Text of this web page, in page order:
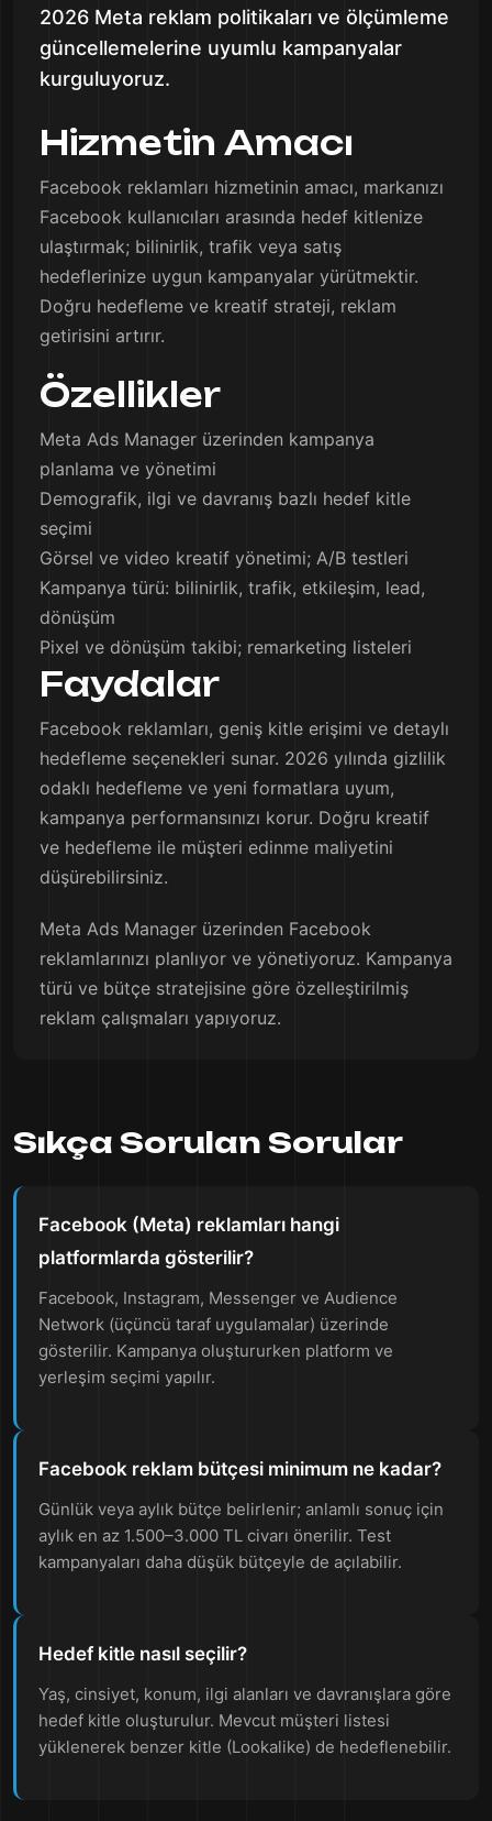
2026 Meta reklam politikaları ve ölçümleme
güncellemelerine uyumlu kampanyalar
kurguluyoruz.
Hizmetin Amacı
Facebook reklamları hizmetinin amacı, markanızı
Facebook kullanıcıları arasında hedef kitlenize
ulaştırmak; bilinirlik, trafik veya satış
hedeflerinize uygun kampanyalar yürütmektir.
Doğru hedefleme ve kreatif strateji, reklam
getirisini artırır.
Özellikler
Meta Ads Manager üzerinden kampanya
planlama ve yönetimi
Demografik, ilgi ve davranış bazlı hedef kitle
seçimi
Görsel ve video kreatif yönetimi; A/B testleri
Kampanya türü: bilinirlik, trafik, etkileşim, lead,
dönüşüm
Pixel ve dönüşüm takibi; remarketing listeleri
Faydalar
Facebook reklamları, geniş kitle erişimi ve detaylı
hedefleme seçenekleri sunar. 2026 yılında gizlilik
odaklı hedefleme ve yeni formatlara uyum,
kampanya performansınızı korur. Doğru kreatif
ve hedefleme ile müşteri edinme maliyetini
düşürebilirsiniz.
Meta Ads Manager üzerinden Facebook
reklamlarınızı planlıyor ve yönetiyoruz. Kampanya
türü ve bütçe stratejisine göre özelleştirilmiş
reklam çalışmaları yapıyoruz.
Sıkça Sorulan Sorular
Facebook (Meta) reklamları hangi
platformlarda gösterilir?
Facebook, Instagram, Messenger ve Audience
Network (üçüncü taraf uygulamalar) üzerinde
gösterilir. Kampanya oluştururken platform ve
yerleşim seçimi yapılır.
Facebook reklam bütçesi minimum ne kadar?
Günlük veya aylık bütçe belirlenir; anlamlı sonuç için
aylık en az 1.500–3.000 TL civarı önerilir. Test
kampanyaları daha düşük bütçeyle de açılabilir.
Hedef kitle nasıl seçilir?
Yaş, cinsiyet, konum, ilgi alanları ve davranışlara göre
hedef kitle oluşturulur. Mevcut müşteri listesi
yüklenerek benzer kitle (Lookalike) de hedeflenebilir.